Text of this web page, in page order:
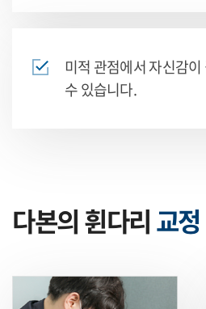
미적 관점에서 자신감
수 있습니다.
다본의 휜다리교